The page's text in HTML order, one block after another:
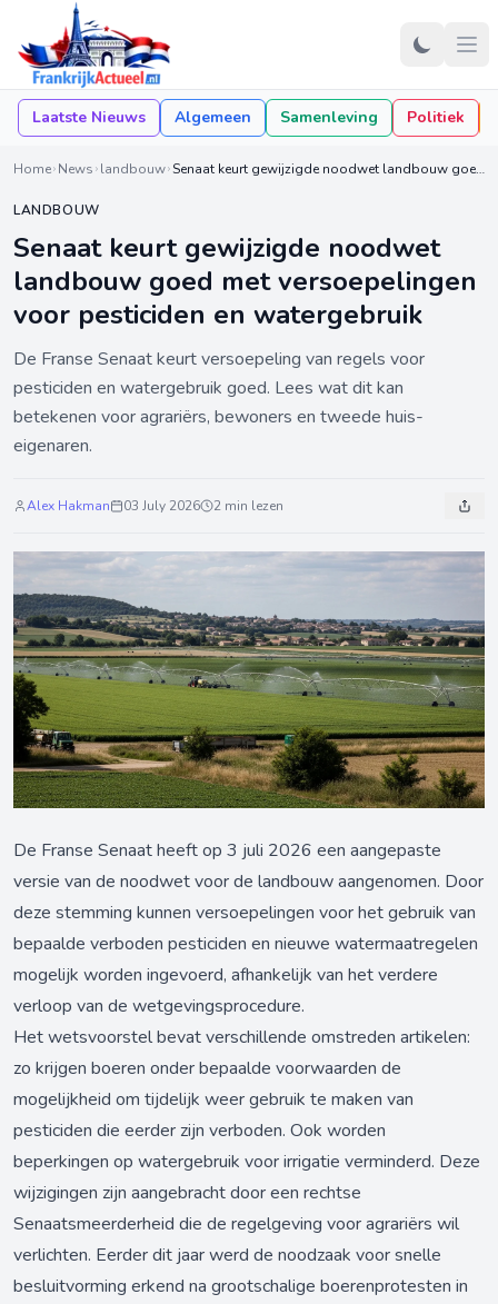
Laatste Nieuws Algemeen Samenleving Politiek
Home News landbouw Senaat keurt gewijzigde noodwet landbouw goed met versoepelingen voor pesticiden en watergebruik
LANDBOUW
Senaat keurt gewijzigde noodwet
landbouw goed met versoepelingen
voor pesticiden en watergebruik
De Franse Senaat keurt versoepeling van regels voor
pesticiden en watergebruik goed. Lees wat dit kan
betekenen voor agrariërs, bewoners en tweede huis-
eigenaren.
Alex Hakman 03 July 2026 2 min lezen
De Franse Senaat heeft op 3 juli 2026 een aangepaste
versie van de noodwet voor de landbouw aangenomen. Door
deze stemming kunnen versoepelingen voor het gebruik van
bepaalde verboden pesticiden en nieuwe watermaatregelen
mogelijk worden ingevoerd, afhankelijk van het verdere
verloop van de wetgevingsprocedure.
Het wetsvoorstel bevat verschillende omstreden artikelen:
zo krijgen boeren onder bepaalde voorwaarden de
mogelijkheid om tijdelijk weer gebruik te maken van
pesticiden die eerder zijn verboden. Ook worden
beperkingen op watergebruik voor irrigatie verminderd. Deze
wijzigingen zijn aangebracht door een rechtse
Senaatsmeerderheid die de regelgeving voor agrariërs wil
verlichten. Eerder dit jaar werd de noodzaak voor snelle
besluitvorming erkend na grootschalige boerenprotesten in